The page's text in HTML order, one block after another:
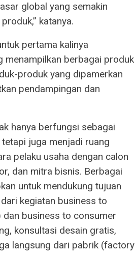
global yang semakin
katanya.
pertama kalinya
menampilkan berbagai produk
produk yang dipamerkan
pendampingan dan
hanya berfungsi sebagai
juga menjadi ruang
pelaku usaha dengan calon
dan mitra bisnis. Berbagai
untuk mendukung tujuan
kegiatan business to
dan business to consumer
konsultasi desain gratis,
langsung dari pabrik (factory